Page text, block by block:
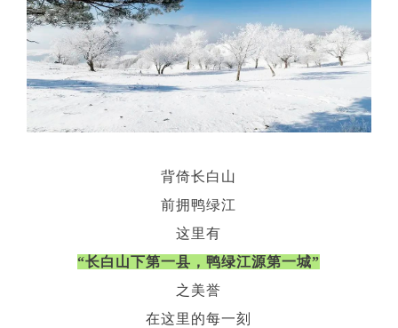
背倚长白山
前拥鸭绿江
这里有
“长白山下第一县，鸭绿江源第一城”
之美誉
在这里的每一刻